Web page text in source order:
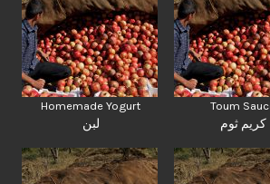
Homemade Yogurt
لبن
Toum
كريم ثوم